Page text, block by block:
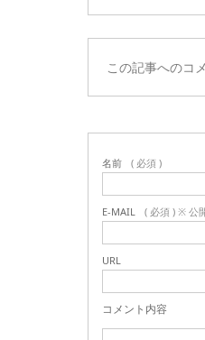
この記事へのコ
名前 ( 必須 )
E-MAIL ( 必須 ) ※ 公
URL
コメント内容